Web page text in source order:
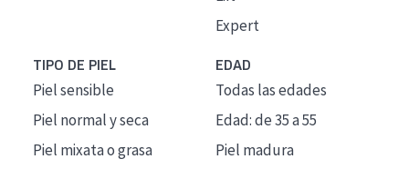
Expert
TIPO DE PIEL
Piel sensible
Piel normal y seca
Piel mixata o grasa
EDAD
Todas las edades
Edad: de 35 a 55
Piel madura